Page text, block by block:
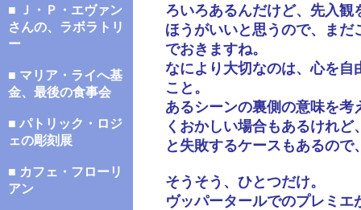
■ Ｊ・Ｐ・エヴァン
さんの、ラボラトリ
ー
■ マリア・ライへ基
金、最後の食事会
■ パトリック・ロジ
ェの彫刻展
■ カフェ・フローリ
アン
ろいろあるんだけど、先入観
ほうがいいと思うので、まだ
でおきますね。
なにより大切なのは、心を自
こと。
あるシーンの裏側の意味を考
くおかしい場合もあるけれど
と失敗するケースもあるので
そうそう、ひとつだけ。
ヴッパータールでのプレミエ